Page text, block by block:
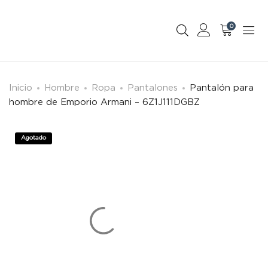
0
Inicio Hombre Ropa Pantalones
Pantalón para
hombre de Emporio Armani – 6Z1J111DGBZ
Agotado